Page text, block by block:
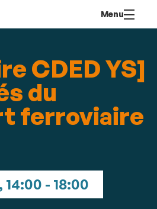
contenu
Menu
CDED YS]
du
ferroviaire
14:00 - 18:00